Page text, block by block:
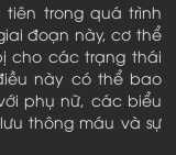
trong quá trình
đoạn này, cơ thể
cho các trạng thái
này có thể bao
phụ nữ, các biểu
thông máu và sự